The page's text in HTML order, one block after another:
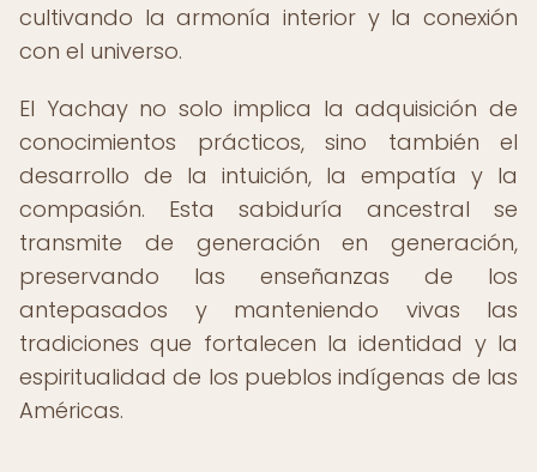
cultivando la armonía interior y la conexión
con el universo.
El Yachay no solo implica la adquisición de
conocimientos prácticos, sino también el
desarrollo de la intuición, la empatía y la
compasión. Esta sabiduría ancestral se
transmite de generación en generación,
preservando las enseñanzas de los
antepasados y manteniendo vivas las
tradiciones que fortalecen la identidad y la
espiritualidad de los pueblos indígenas de las
Américas.